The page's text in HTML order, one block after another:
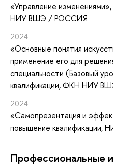
«Управление изменениями»
НИУ ВШЭ / РОССИЯ
2024
«Основные понятия
применение его для
специальности (Базовый
квалификации, ФКН НИУ
2024
«Самопрезентация и
повышение квалификации,
Профессиональные